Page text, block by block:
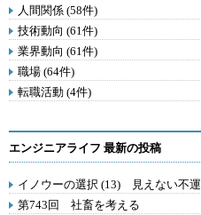
人間関係 (58件)
技術動向 (61件)
業界動向 (61件)
職場 (64件)
転職活動 (4件)
エンジニアライフ 最新の投稿
イノウーの選択 (13) 見えない不運
第743回 社畜を考える